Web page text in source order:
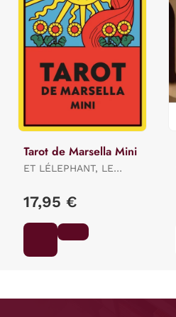
Tarot de Marsella Mini
ET LÉLEPHANT, LE
LÉLEPHANT, LE LOTUS
17,95 €